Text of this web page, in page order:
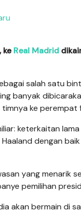
, keReal Madrid
salah satu
banyak
ke perempat
keterkaitan
dengan
yang menarik
pemilihan
akan bermain di